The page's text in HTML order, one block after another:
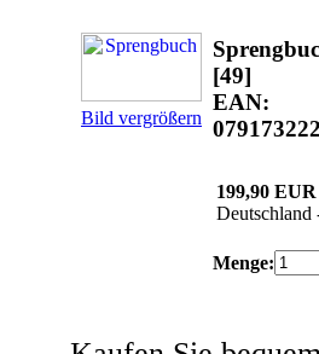
Bild vergrößern
[49]
EAN:
199,90 EUR
Deutschland
Menge: